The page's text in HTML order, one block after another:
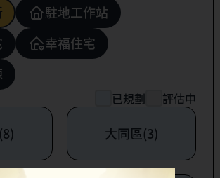
駐地工作站
幸福住宅
已規劃 評估中
大同區(3)